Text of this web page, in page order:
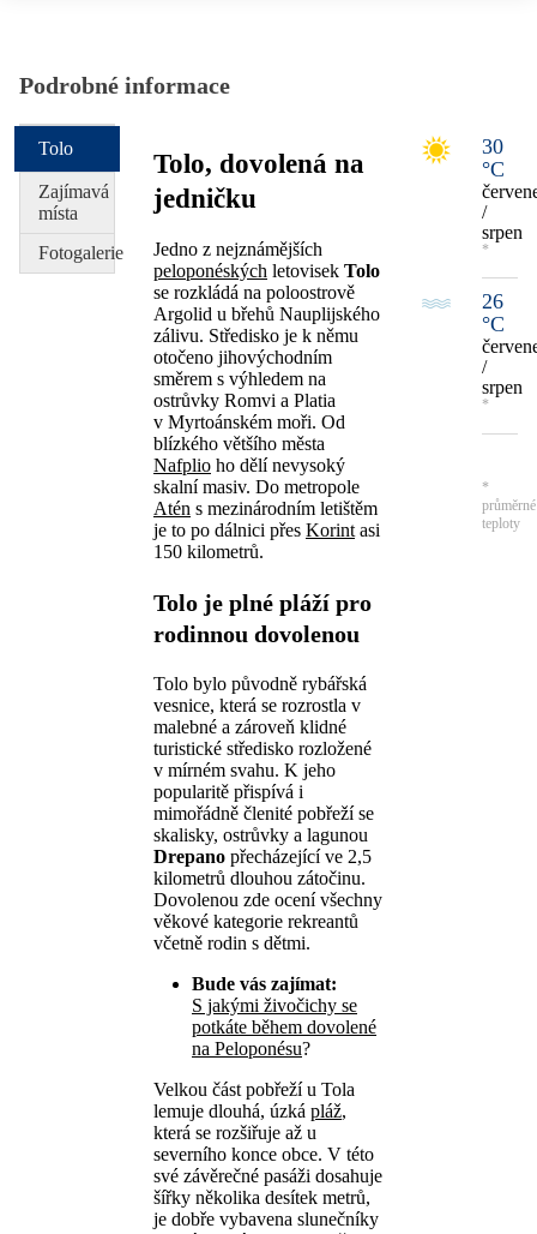
Podrobné informace
30
°C
/
srpen
*
26
°C
/
srpen
*
*
průměrné
teploty
Tolo, dovolená na
jedničku
Jedno z nejznámějších
peloponéských letovisek Tolo
se rozkládá na poloostrově
Argolid u břehů Nauplijského
zálivu. Středisko je k němu
otočeno jihovýchodním
směrem s výhledem na
ostrůvky Romvi a Platia
v Myrtoánském moři. Od
blízkého většího města
Nafplio ho dělí nevysoký
skalní masiv. Do metropole
Atén s mezinárodním letištěm
je to po dálnici přes Korint asi
150 kilometrů.
Tolo je plné pláží pro
rodinnou dovolenou
Tolo bylo původně rybářská
vesnice, která se rozrostla v
malebné a zároveň klidné
turistické středisko rozložené
v mírném svahu. K jeho
popularitě přispívá i
mimořádně členité pobřeží se
skalisky, ostrůvky a lagunou
Drepano přecházející ve 2,5
kilometrů dlouhou zátočinu.
Dovolenou zde ocení všechny
věkové kategorie rekreantů
včetně rodin s dětmi.
Bude vás zajímat:
S jakými živočichy se
potkáte během dovolené
na Peloponésu?
Velkou část pobřeží u Tola
lemuje dlouhá, úzká pláž,
která se rozšiřuje až u
severního konce obce. V této
své závěrečné pasáži dosahuje
šířky několika desítek metrů,
je dobře vybavena slunečníky
Tolo
Zajímavá
místa
Fotogalerie